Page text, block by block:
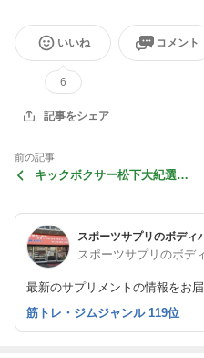
いいね
6
コメント
記事をシェア
前の記事
キックボクサー松下大紀選手
スポーツサプリのボディ
スポーツサプリのボデ
最新のサプリメントの情報をお届
筋トレ・ジムジャンル 119位